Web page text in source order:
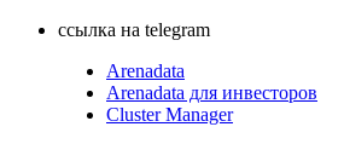
ссылка на telegram
Arenadata
Arenadata для инвесторов
Cluster Manager